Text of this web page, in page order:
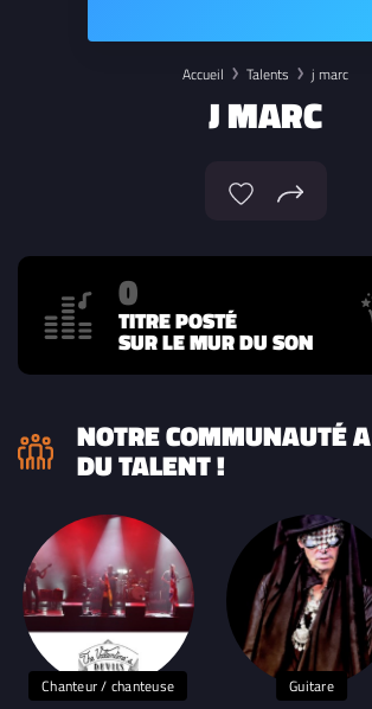
Accueil Talents j marc
J MARC
0
TITRE POSTÉ
SUR LE MUR DU SON
NOTRE COMMUNAUTÉ A
DU TALENT !
Chanteur / chanteuse Guitare